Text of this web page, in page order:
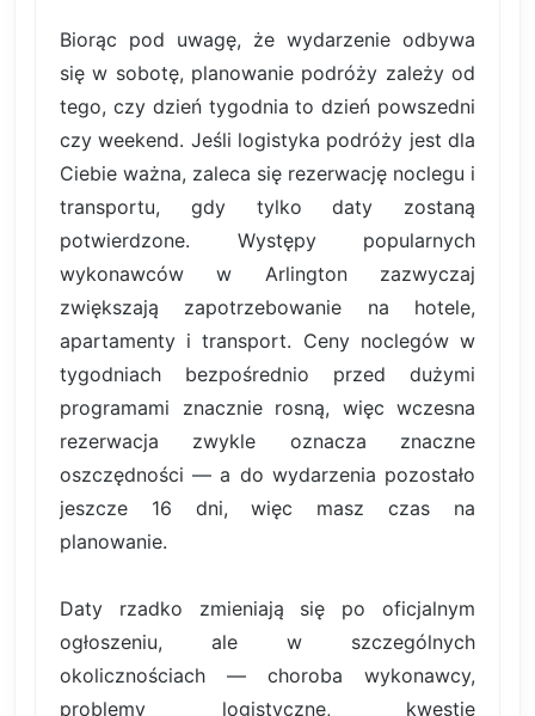
Biorąc pod uwagę, że wydarzenie odbywa
się w sobotę, planowanie podróży zależy od
tego, czy dzień tygodnia to dzień powszedni
czy weekend. Jeśli logistyka podróży jest dla
Ciebie ważna, zaleca się rezerwację noclegu i
transportu, gdy tylko daty zostaną
potwierdzone. Występy popularnych
wykonawców w Arlington zazwyczaj
zwiększają zapotrzebowanie na hotele,
apartamenty i transport. Ceny noclegów w
tygodniach bezpośrednio przed dużymi
programami znacznie rosną, więc wczesna
rezerwacja zwykle oznacza znaczne
oszczędności — a do wydarzenia pozostało
jeszcze 16 dni, więc masz czas na
planowanie.
Daty rzadko zmieniają się po oficjalnym
ogłoszeniu, ale w szczególnych
okolicznościach — choroba wykonawcy,
problemy logistyczne, kwestie